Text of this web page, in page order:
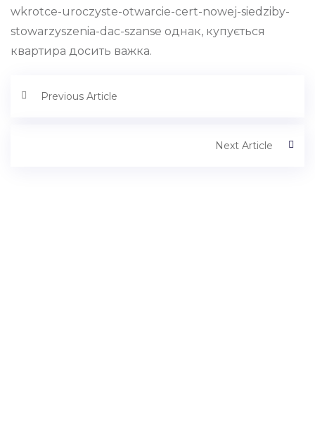
wkrotce-uroczyste-otwarcie-cert-nowej-siedziby-
stowarzyszenia-dac-szanse однак, купується
квартира досить важка.
Previous Article
Next Article